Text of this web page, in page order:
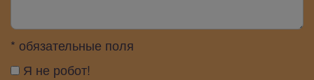
* обязательные поля
Я не робот!